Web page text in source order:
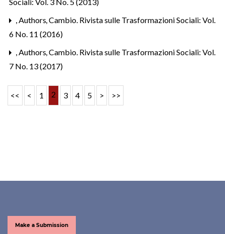
,Authors,Cambio. Rivista sulle Trasformazioni Sociali: Vol.
6 No. 11 (2016)
,Authors,Cambio. Rivista sulle Trasformazioni Sociali: Vol.
7 No. 13 (2017)
<< < 1 2 3 4 5 > >>
Make a Submission